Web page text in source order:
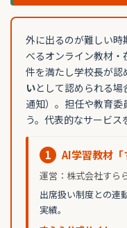
外に出るのが難しい時
べるオンライン教材・
件を満たし学校長が
いとして認められる
通知）。担任や教育
う。代表的なサービス
1 AI学習教材「
運営：株式会社すら
出席扱い制度との連
実績。